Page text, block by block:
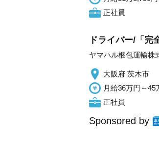
正社員
ドライバー/「
ヤマハル梱包運輸株
大阪府 茨木市
月給36万円～45
正社員
Sponsored by